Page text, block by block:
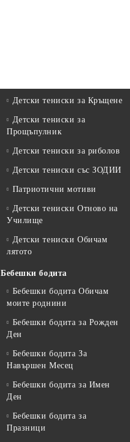
Детски тениски за Кръщене
Детски тениски за
Прощъпулник
Детски тениски за риболов
Детски тениски със ЗОДИИ
Патриотични мотиви
Детски тениски Отново на
Училище
Детски тениски Обичам
лятото
Бебешки бодита
Бебешки бодита Обичам
моите роднини
Бебешки бодита за Рожден
Ден
Бебешки бодита За
Навършен Месец
Бебешки бодита за Имен
Ден
Бебешки бодита за
Празници